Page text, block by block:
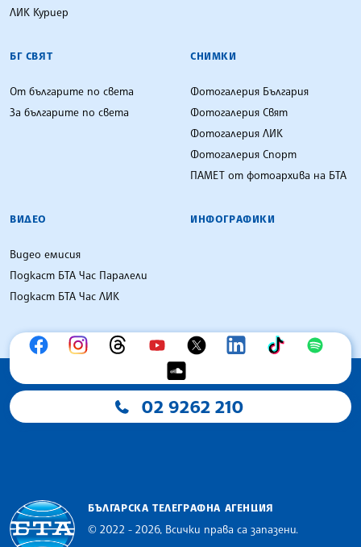
ЛИК Куриер
БГ СВЯТ
От българите по света
За българите по света
СНИМКИ
Фотогалерия България
Фотогалерия Свят
Фотогалерия ЛИК
Фотогалерия Спорт
ПАМЕТ от фотоархива на БТА
ВИДЕО
Видео емисия
Подкаст БТА Час Паралели
Подкаст БТА Час ЛИК
ИНФОГРАФИКИ
02 9262 210
БЪЛГАРСКА ТЕЛЕГРАФНА АГЕНЦИЯ
© 2022 - 2026, Всички права са запазени.